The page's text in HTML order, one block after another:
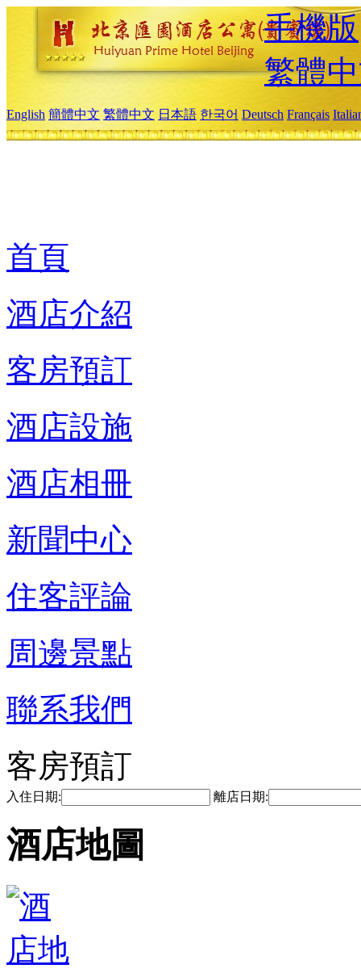
手機版
繁體
English 簡體中文 繁體中文 日本語 한국어 Deutsch Français
首頁
酒店介紹
客房預訂
酒店設施
酒店相冊
新聞中心
住客評論
周邊景點
聯系我們
客房預訂
入住日期: 離店日期:
酒店地圖